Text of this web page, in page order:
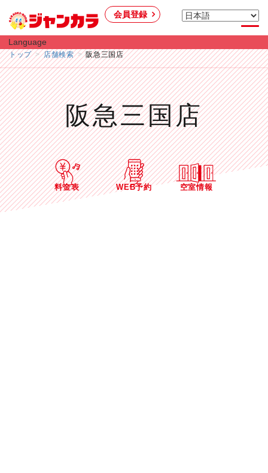
会員登録
Language
トップ 店舗検索 阪急三国店
阪急三国店
料金表 WEB予約 空室情報